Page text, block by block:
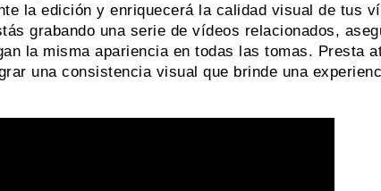
la edición y enriquecerá la calidad visual de tus
grabando una serie de vídeos relacionados,
la misma apariencia en todas las tomas. Presta
una consistencia visual que brinde una